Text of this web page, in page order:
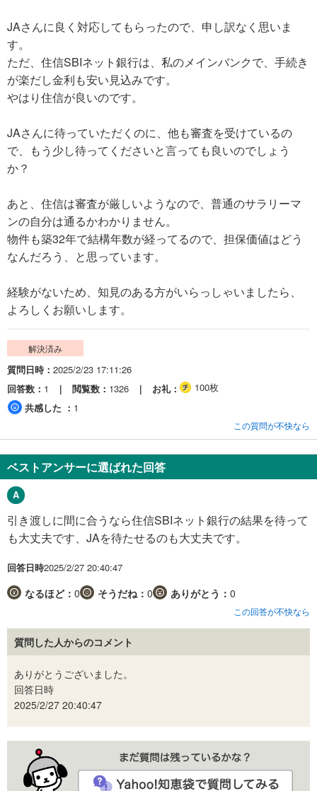
JAさんに良く対応してもらったので、申し訳なく思いま
す。
ただ、住信SBIネット銀行は、私のメインバンクで、手続き
が楽だし金利も安い見込みです。
やはり住信が良いのです。
JAさんに待っていただくのに、他も審査を受けているの
で、もう少し待ってくださいと言っても良いのでしょう
か？
あと、住信は審査が厳しいようなので、普通のサラリーマ
ンの自分は通るかわかりません。
物件も築32年で結構年数が経ってるので、担保価値はどう
なんだろう、と思っています。
経験がないため、知見のある方がいらっしゃいましたら、
よろしくお願いします。
解決済み
質問日時
2025/2/23 17:11:26
回答数
1 閲覧数 1326 お礼
100枚
共感した
1
この質問が不快なら
ベストアンサーに選ばれた回答
引き渡しに間に合うなら住信SBIネット銀行の結果を待って
も大丈夫です、JAを待たせるのも大丈夫です。
回答日時2025/2/27 20:40:47
なるほど： 0 そうだね： 0 ありがとう： 0
この回答が不快なら
質問した人からのコメント
ありがとうございました。
回答日時
2025/2/27 20:40:47